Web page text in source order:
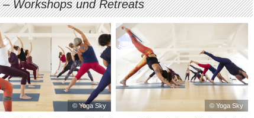
–Workshops und Retreats
© Yoga Sky © Yoga Sky